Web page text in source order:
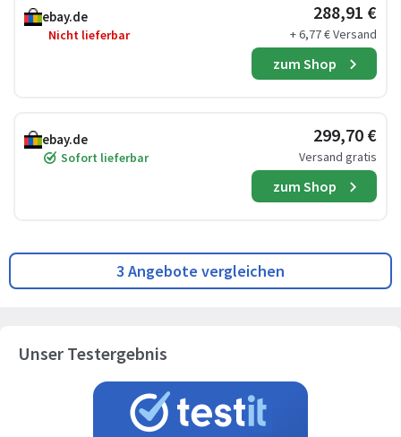
ebay.de
Nicht lieferbar
288,91 €
+ 6,77 € Versand
zum Shop
ebay.de
Sofort lieferbar
299,70 €
Versand gratis
zum Shop
3 Angebote vergleichen
Unser Testergebnis